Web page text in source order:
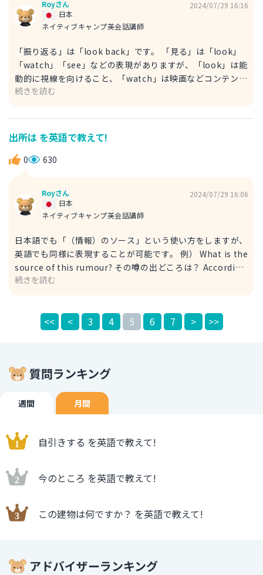
場合は、「all」の後に単語を付け加えます。 例） All our
staffs welcome you. スタッフ一同、あなたを歓迎します。
Royさん
ネイティブキャンプ英会話講師
日本
2024/07/29 16:16
「振り返る」は「look back」です。 「見る」は「look」
「watch」「see」などの表現がありますが、「look」は能
動的に視線を向けること、「watch」は映画などコンテンツ
を視聴する場合や、鳥や動物を「アトラクションとして」見
というニュアンスを表します。この場合は「振り返る」が能
動的な動作である一方、「見えた」は視界に入ったという意
味なので、「see」を使用するのが正解です。 「wave」は
波という意味の名詞としても使用しますが、動詞としては
me. 振り返ると、母がまだ手を振ってくれているのが見え
た。
続きを読む
出所は を英語で教えて!
0 630
Royさん
ネイティブキャンプ英会話講師
日本
2024/07/29 16:06
日本語でも「（情報）のソース」という使い方をしますが、
英語でも同様に表現することが可能です。 例） What is the
source of this rumour? その噂の出どころは？ According
to a credible source 信頼できる情報筋によると 文脈全体
「come from ～」は、出どころや出自を表す表現で、おな
続きを読む
<< < 3 4 5 6 7 > >>
質問ランキング
週間 月間
自引きする を英語で教えて!
今のところ を英語で教えて!
この建物は何ですか？ を英語で教えて!
アドバイザーランキング